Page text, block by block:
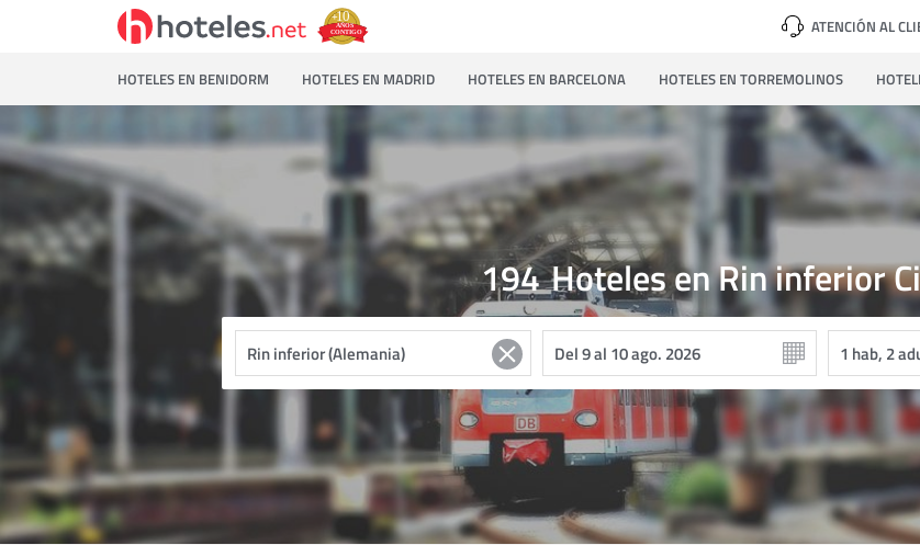
ATENCIÓN AL
HOTELES EN BENIDORM HOTELES EN MADRID HOTELES EN BARCELONA HOTELES EN TORREMOLINOS
Hoteles en Rin inferior
194